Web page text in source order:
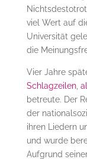
viel Wert auf
Universität
die
Vier Jahre
Schlagzeilen,
betreute. Der
der
ihren Liedern
und wurde
Aufgrund